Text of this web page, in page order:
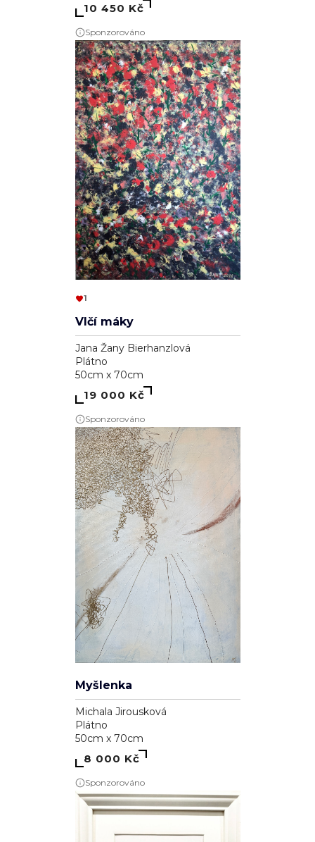
10 450 Kč
Sponzorováno
1
Vlčí máky
Jana Žany Bierhanzlová
Plátno
50cm x 70cm
19 000 Kč
Sponzorováno
Myšlenka
Michala Jirousková
Plátno
50cm x 70cm
8 000 Kč
Sponzorováno